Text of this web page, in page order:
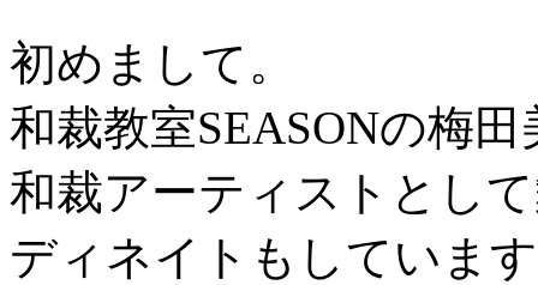
初めまして。
和裁教室SEASONの梅
和裁アーティストとし
ディネイトもしていま